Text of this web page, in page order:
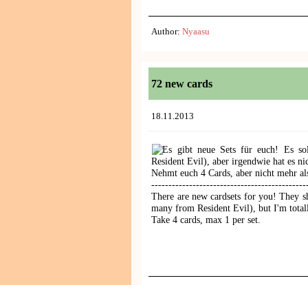
Author:Nyaasu
72 new cards
18.11.2013
Es gibt neue Sets für euch! Es
Resident Evil), aber irgendwie hat es
Nehmt euch 4 Cards, aber nicht mehr
There are new cardsets for you! They
many from Resident Evil), but I'm
Take 4 cards, max 1 per set.